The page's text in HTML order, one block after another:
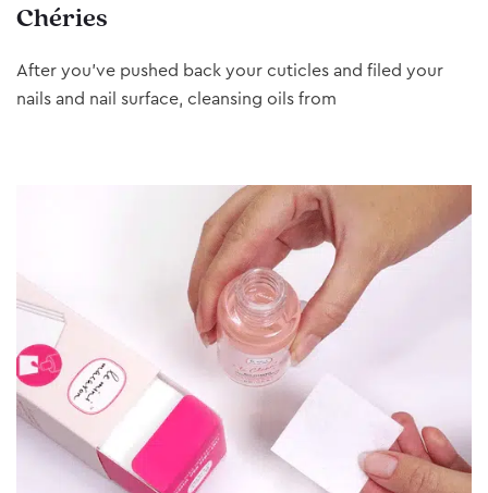
Chéries
After you’ve pushed back your cuticles and filed your
nails and nail surface, cleansing oils from